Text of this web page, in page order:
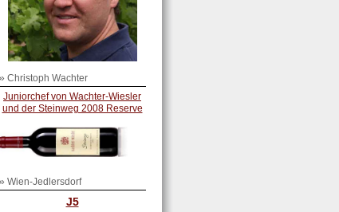
Christoph Wachter
Juniorchef von Wachter-Wiesler
und der Steinweg 2008 Reserve
Wien-Jedlersdorf
J5